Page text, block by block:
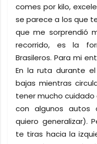
comes por kilo,
se parece a los que
que me sorprendió
recorrido, es la
Brasileros. Para mi
En la ruta durante
bajas mientras
tener mucho cuidado
con algunos autos
quiero generalizar).
te tiras hacia la